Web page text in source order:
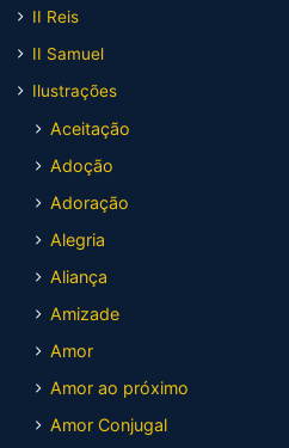
II Reis
II Samuel
Ilustrações
Aceitação
Adoção
Adoração
Alegria
Aliança
Amizade
Amor
Amor ao próximo
Amor Conjugal